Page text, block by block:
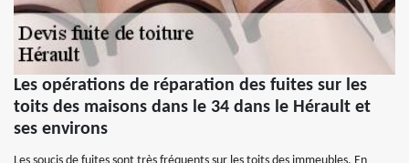
Les opérations de réparation des fuites sur les
toits des maisons dans le 34 dans le Hérault et
ses environs